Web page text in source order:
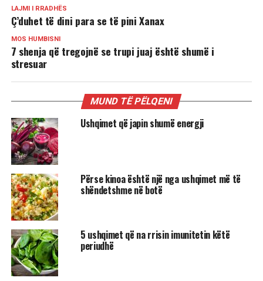
LAJMI I RRADHËS
Ç’duhet të dini para se të pini Xanax
MOS HUMBISNI
7 shenja që tregojnë se trupi juaj është shumë i
stresuar
MUND TË PËLQENI
Ushqimet që japin shumë energji
Përse kinoa është një nga ushqimet më të
shëndetshme në botë
5 ushqimet që na rrisin imunitetin këtë
periudhë